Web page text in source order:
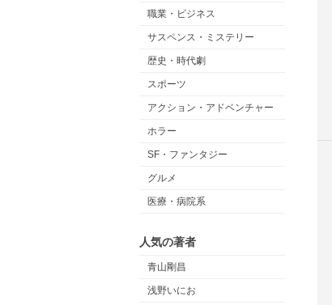
職業・ビジネス
サスペンス・ミステリー
歴史・時代劇
スポーツ
アクション・アドベンチャー
ホラー
SF・ファンタジー
グルメ
医療・病院系
人気の著者
青山剛昌
浅野いにお